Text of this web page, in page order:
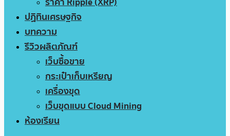
ปฏิทินเศรษฐกิจ
บทความ
รีวิวผลิตภัณฑ์
เว็บซื้อขาย
กระเป๋าเก็บเหรียญ
เครื่องขุด
เว็บขุดแบบ Cloud Mining
ห้องเรียน